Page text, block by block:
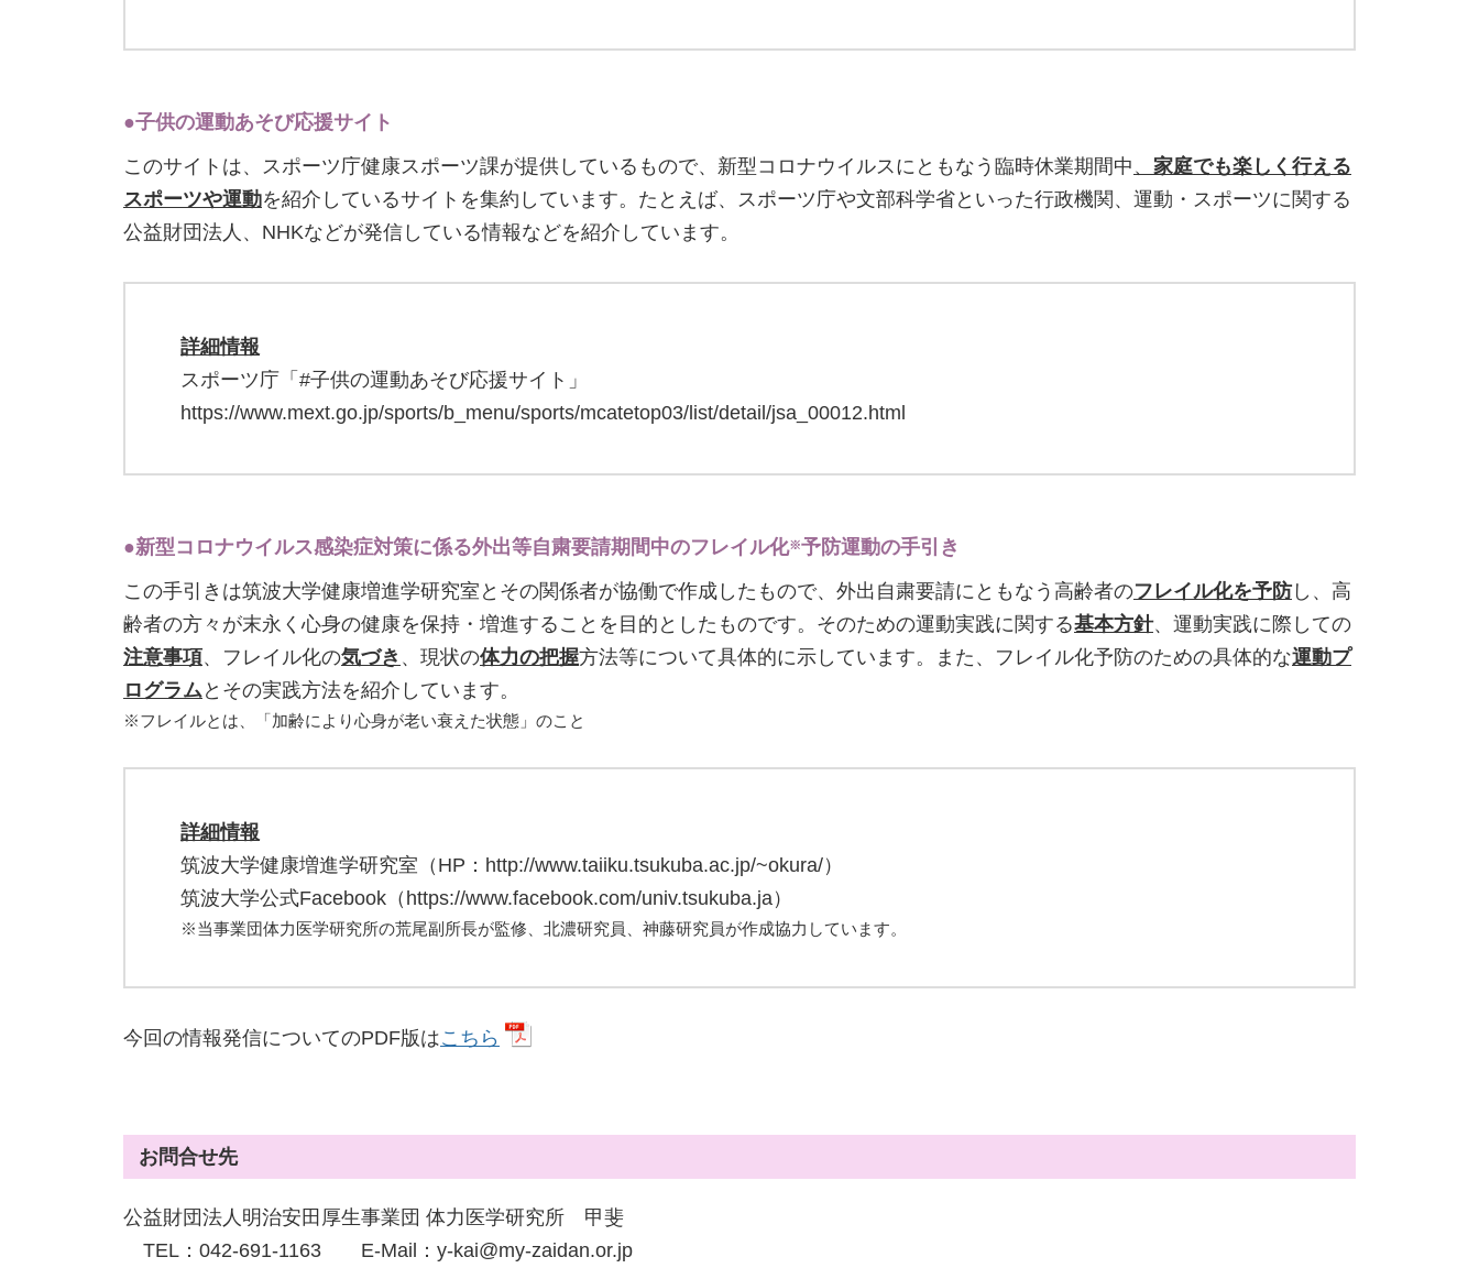
●子供の運動あそび応援サイト
このサイトは、スポーツ庁健康スポーツ課が提供しているもので、新型コロナウイルスにともなう臨時休業期間中 、 家庭でも楽しく行える
スポーツや運動を紹介しているサイトを集約しています。たとえば、スポーツ庁や文部科学省といった行政機関、運動・スポーツに関する
公益財団法人、NHKなどが発信している情報などを紹介しています。
詳細情報
スポーツ庁「#子供の運動あそび応援サイト」
https://www.mext.go.jp/sports/b_menu/sports/mcatetop03/list/detail/jsa_00012.html
●新型コロナウイルス感染症対策に係る外出等自粛要請期間中のフレイル化※予防運動の手引き
この手引きは筑波大学健康増進学研究室とその関係者が協働で作成したもので、外出自粛要請にともなう高齢者のフレイル化を予防し、高
齢者の方々が末永く心身の健康を保持・増進することを目的としたものです。そのための運動実践に関する基本方針、運動実践に際しての
注意事項、フレイル化の気づき 、現状の体力の把握方法等について具体的に示しています。また、フレイル化予防のための具体的な運動プ
ログラムとその実践方法を紹介しています。
※フレイルとは、「加齢により心身が老い衰えた状態」のこと
詳細情報
筑波大学健康増進学研究室（HP：http://www.taiiku.tsukuba.ac.jp/~okura/）
筑波大学公式Facebook（https://www.facebook.com/univ.tsukuba.ja）
※当事業団体力医学研究所の荒尾副所長が監修、北濃研究員、神藤研究員が作成協力しています。
今回の情報発信についてのPDF版はこちら
お問合せ先
公益財団法人明治安田厚生事業団 体力医学研究所 甲斐
TEL：042-691-1163 E-Mail：y-kai@my-zaidan.or.jp